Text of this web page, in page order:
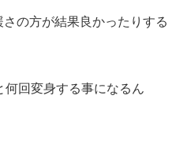
の方が結果良かったりする
回変身する事になるん